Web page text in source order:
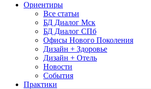
Ориентиры
Все статьи
БД Диалог Мск
БД Диалог СПб
Офисы Нового Поколения
Дизайн + Здоровье
Дизайн + Отель
Новости
События
Практики